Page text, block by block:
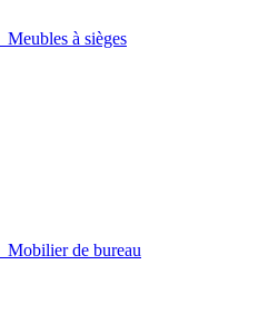
Meubles à sièges
Mobilier de bureau